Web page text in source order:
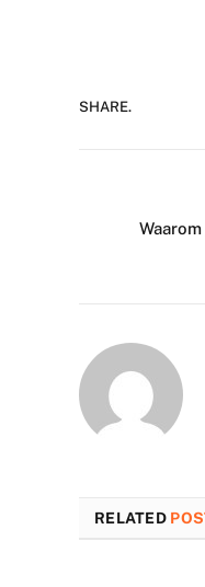
SHARE.
RELATED